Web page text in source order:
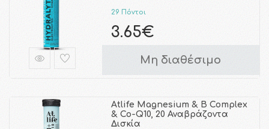
29 Πόντοι
3.65€
Μη διαθέσιμο
Atlife Magnesium & B Complex
& Co-Q10, 20 Αναβράζοντα
Δισκία